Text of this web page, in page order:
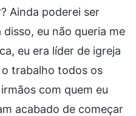
Ainda poderei ser
disso, eu não queria me
eu era líder de igreja
trabalho todos os
com quem eu
acabado de começar